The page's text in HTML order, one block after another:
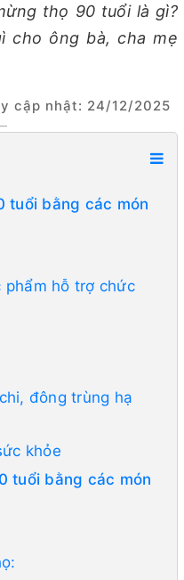
thọ 90 tuổi là gì?
cho ông bà, cha mẹ
cập nhật: 24/12/2025
tuổi bằng các món
phẩm hỗ trợ chức
đông trùng hạ
khỏe
tuổi bằng các món